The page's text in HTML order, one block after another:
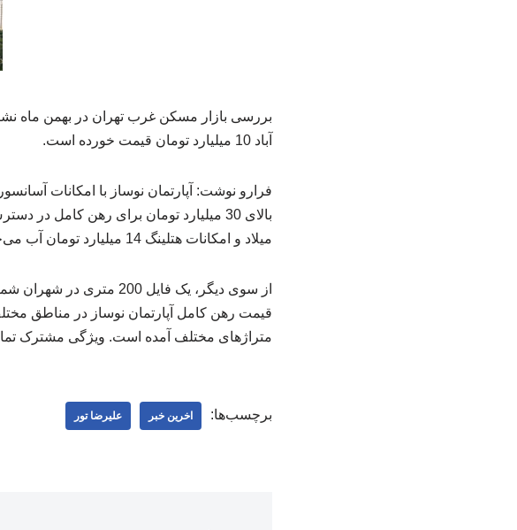
آباد 10 میلیارد تومان قیمت خورده است.
میلاد و امکانات هتلینگ 14 میلیارد تومان آب می‌خورد.
قیمت رهن کامل آپارتمان نوساز در مناطق
متراژهای مختلف آمده است. ویژگی مشترک
برچسب‌ها: اخرین خبر علیرضا تور